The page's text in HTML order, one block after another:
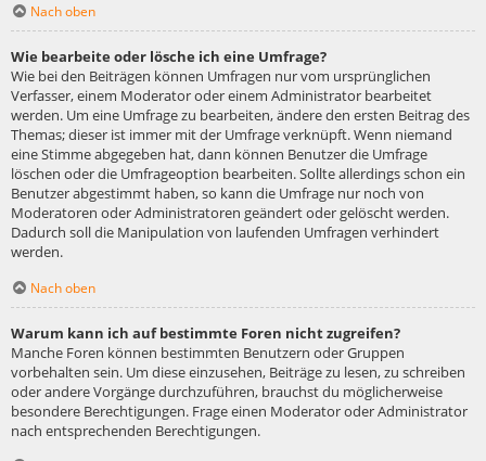
Nach oben
Wie bearbeite oder lösche ich eine Umfrage?
Wie bei den Beiträgen können Umfragen nur vom ursprünglichen
Verfasser, einem Moderator oder einem Administrator bearbeitet
werden. Um eine Umfrage zu bearbeiten, ändere den ersten Beitrag des
Themas; dieser ist immer mit der Umfrage verknüpft. Wenn niemand
eine Stimme abgegeben hat, dann können Benutzer die Umfrage
löschen oder die Umfrageoption bearbeiten. Sollte allerdings schon ein
Benutzer abgestimmt haben, so kann die Umfrage nur noch von
Moderatoren oder Administratoren geändert oder gelöscht werden.
Dadurch soll die Manipulation von laufenden Umfragen verhindert
werden.
Nach oben
Warum kann ich auf bestimmte Foren nicht zugreifen?
Manche Foren können bestimmten Benutzern oder Gruppen
vorbehalten sein. Um diese einzusehen, Beiträge zu lesen, zu schreiben
oder andere Vorgänge durchzuführen, brauchst du möglicherweise
besondere Berechtigungen. Frage einen Moderator oder Administrator
nach entsprechenden Berechtigungen.